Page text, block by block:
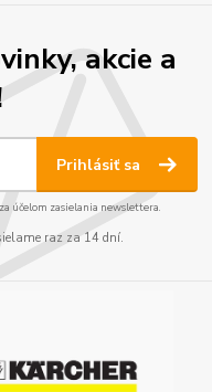
akcie a
Prihlásiť sa
za účelom zasielania newslettera.
raz za 14 dní.